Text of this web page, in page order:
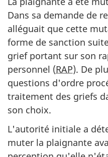
Dans sa demande de
alléguait que cette
forme de sanction
grief portant sur son
personnel (RAP). De
questions d'ordre
traitement des griefs
son choix.
L'autorité initiale a
muter la plaignante